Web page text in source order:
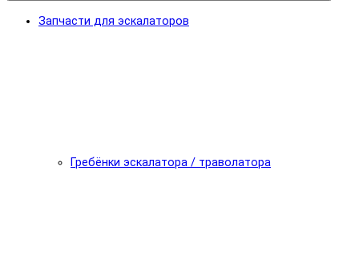
Запчасти для эскалаторов
Гребёнки эскалатора / траволатора